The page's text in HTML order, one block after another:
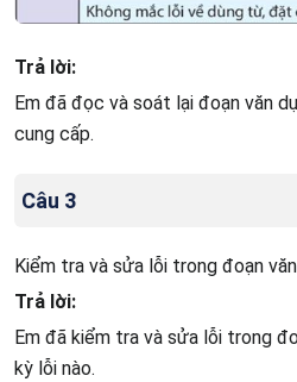
Trả lời:
Em đã đọc và soát lại đoạn văn
cung cấp.
Câu 3
Kiểm tra và sửa lỗi trong đoạn
Trả lời:
Em đã kiểm tra và sửa lỗi trong
kỳ lỗi nào.